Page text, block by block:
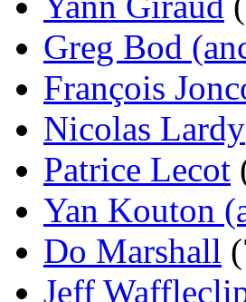
Greg Bod
François
Nicolas Lardy
Patrice Lecot
Yan Kouton
Do Marshall
Jeff